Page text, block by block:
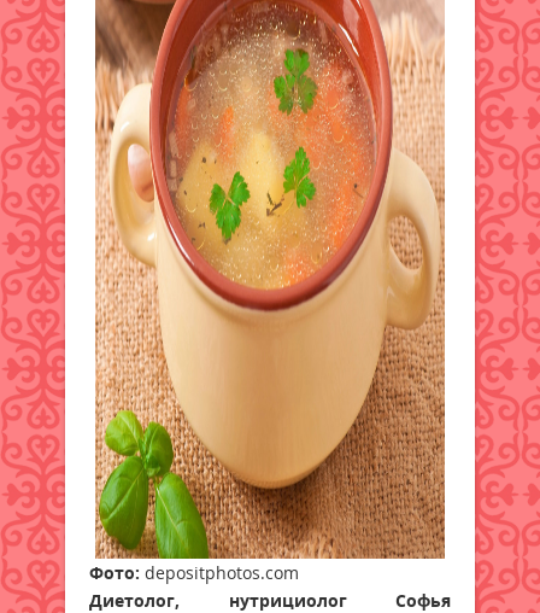
Фото: depositphotos.com
Диетолог, нутрициолог Софья